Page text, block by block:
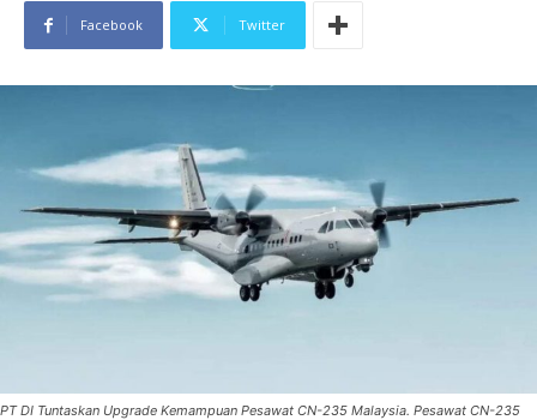
Facebook Twitter
PT DI Tuntaskan Upgrade Kemampuan Pesawat CN-235 Malaysia. Pesawat CN-235